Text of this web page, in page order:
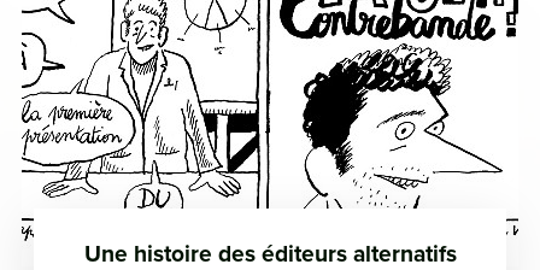
Une histoire des éditeurs alternatifs